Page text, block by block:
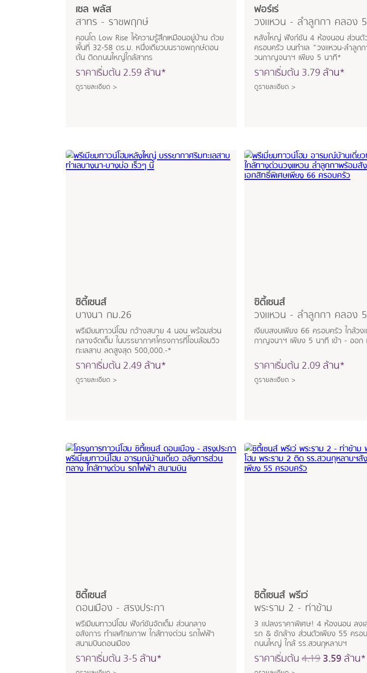
เซล พลัส
สาทร - ราชพฤกษ์
คอนโด Low Rise ให้ความรู้สึกเหมือนอยู่บ้าน ด้วย
พื้นที่ 32-58 ตร.ม. หนึ่งเดียวบนราชพฤกษ์ตอน
ต้น ติดถนนใหญ่ใกล้สาทร
ราคาเริ่มต้น 2.59 ล้าน*
ดูรายละเอียด >
ฟอร์เร่
วงแหวน - ลำลูกกา คลอง 5
หลังใหญ่ ฟังก์ชัน 4 ห้องนอน ส่วนตั
ครอบครัว บนทำเล "วงแหวน-ลำลูก
วนกาญจนาฯ เพียง 5 นาที*
ราคาเริ่มต้น 3.79 ล้าน*
ดูรายละเอียด >
ซิตี้เซนส์
บางนา กม.26
พรีเมียมทาวน์โฮม กว้างสบาย 4 นอน พร้อมส่วน
กลางจัดเต็ม ในบรรยากาศโครงการที่โอบล้อมวิว
ทะเลสาบ ลดสูงสุด 500,000.-*
ราคาเริ่มต้น 2.49 ล้าน*
ดูรายละเอียด >
ซิตี้เซนส์
วงแหวน - ลำลูกกา คลอง 5
เงียบสงบเพียง 66 ครอบครัว ใกล้วง
กาญจนาฯ เพียง 5 นาที เข้า - ออก
ราคาเริ่มต้น 2.09 ล้าน*
ดูรายละเอียด >
ซิตี้เซนส์
ดอนเมือง - สรงประภา
พรีเมียมทาวน์โฮม ฟังก์ชันจัดเต็ม ส่วนกลาง
อลังการ ทำเลศักยภาพ ใกล้ทางด่วน รถไฟฟ้า
สนามบินดอนเมือง
ราคาเริ่มต้น 3-5 ล้าน*
ซิตี้เซนส์ พรีเว่
พระราม 2 - ท่าข้าม
3 แปลงราคาพิเศษ! 4 ห้องนอน ลงเ
รถ & ซักล้าง ส่วนตัวเพียง 55 ครอ
ถนนใหญ่ ใกล้ รร.สวนกุหลาบฯ
ราคาเริ่มต้น 4.19 3.59 ล้าน*